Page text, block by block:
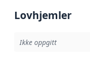
Lovhjemler
Ikke oppgitt